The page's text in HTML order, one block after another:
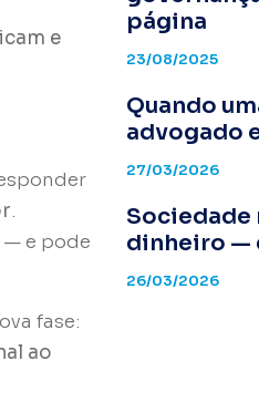
e
.
— e pode
fase:
ao
página
23/08/2025
Quando
advogado
27/03/2026
Sociedade
dinheiro —
26/03/2026